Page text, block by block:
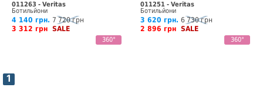
011263 - Veritas
Ботильйони
4 140 грн. 7 720 грн
3 312 грн SALE
360°
011251 - Veritas
Ботильйони
3 620 грн. 6 730 грн
2 896 грн SALE
360°
1